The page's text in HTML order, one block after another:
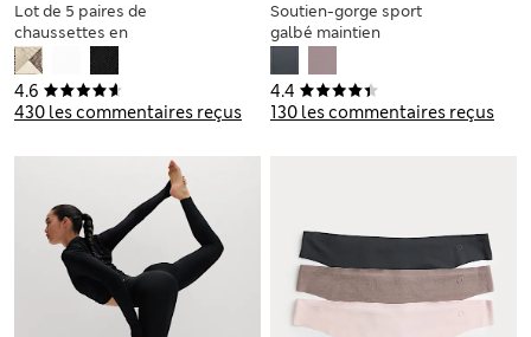
4.6
430 les commentaires reçus
Lot de 5 paires de
chaussettes en
coton matelassées
hauteur cheville
4.4
130 les commentaires reçus
Soutien-gorge sport
galbé maintien
H